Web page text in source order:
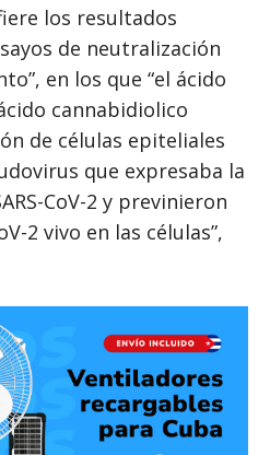
los resultados
de neutralización
en los que “el ácido
cannabidiolico
de células epiteliales
que expresaba la
CoV-2 y previnieron
2 vivo en las células”,